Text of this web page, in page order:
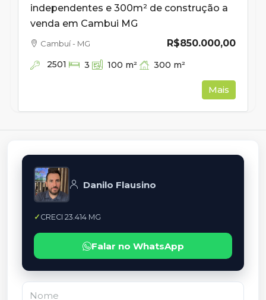
independentes e 300m² de construção a
venda em Cambui MG
R$850.000,00
Cambuí - MG
2501 3 100 m² 300 m²
Mais
Danilo Flausino
CRECI 23.414 MG
Falar no WhatsApp